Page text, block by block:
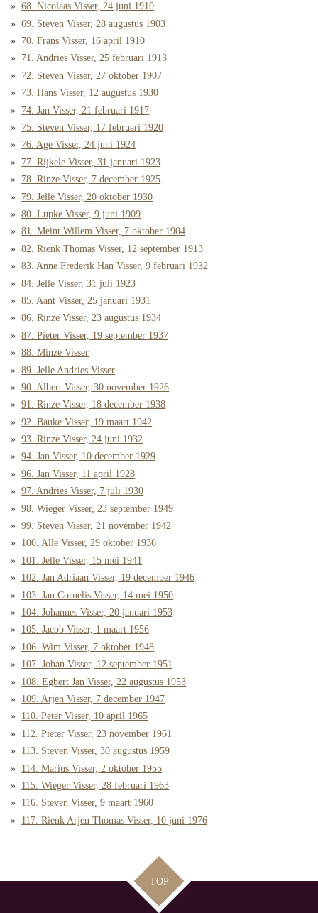
68. Nicolaas Visser, 24 juni 1910
69. Steven Visser, 28 augustus 1903
70. Frans Visser, 16 april 1910
71. Andries Visser, 25 februari 1913
72. Steven Visser, 27 oktober 1907
73. Hans Visser, 12 augustus 1930
74. Jan Visser, 21 februari 1917
75. Steven Visser, 17 februari 1920
76. Age Visser, 24 juni 1924
77. Rijkele Visser, 31 januari 1923
78. Rinze Visser, 7 december 1925
79. Jelle Visser, 20 oktober 1930
80. Lupke Visser, 9 juni 1909
81. Meint Willem Visser, 7 oktober 1904
82. Rienk Thomas Visser, 12 september 1913
83. Anne Frederik Han Visser, 9 februari 1932
84. Jelle Visser, 31 juli 1923
85. Aant Visser, 25 januari 1931
86. Rinze Visser, 23 augustus 1934
87. Pieter Visser, 19 september 1937
88. Minze Visser
89. Jelle Andries Visser
90. Albert Visser, 30 november 1926
91. Rinze Visser, 18 december 1938
92. Bauke Visser, 19 maart 1942
93. Rinze Visser, 24 juni 1932
94. Jan Visser, 10 december 1929
96. Jan Visser, 11 april 1928
97. Andries Visser, 7 juli 1930
98. Wieger Visser, 23 september 1949
99. Steven Visser, 21 november 1942
100. Alle Visser, 29 oktober 1936
101. Jelle Visser, 15 mei 1941
102. Jan Adriaan Visser, 19 december 1946
103. Jan Cornelis Visser, 14 mei 1950
104. Johannes Visser, 20 januari 1953
105. Jacob Visser, 1 maart 1956
106. Wim Visser, 7 oktober 1948
107. Johan Visser, 12 september 1951
108. Egbert Jan Visser, 22 augustus 1953
109. Arjen Visser, 7 december 1947
110. Peter Visser, 10 april 1965
112. Pieter Visser, 23 november 1961
113. Steven Visser, 30 augustus 1959
114. Marius Visser, 2 oktober 1955
115. Wieger Visser, 28 februari 1963
116. Steven Visser, 9 maart 1960
117. Rienk Arjen Thomas Visser, 10 juni 1976
TOP